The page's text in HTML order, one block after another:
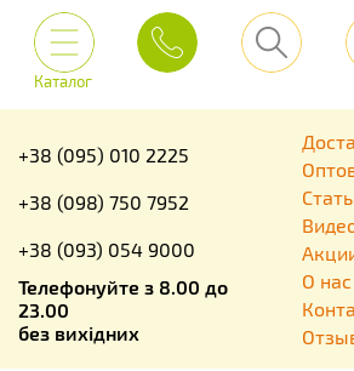
Каталог
+38 (095) 010 2225
+38 (098) 750 7952
+38 (093) 054 9000
Телефонуйте з 8.00 до
23.00
без вихідних
О нас